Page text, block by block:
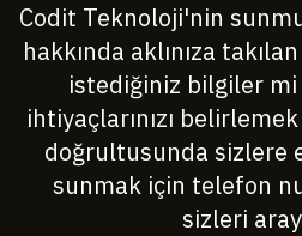
Codit Teknoloji'nin
hakkında aklınıza
istediğiniz bilgiler mi
ihtiyaçlarınızı
doğrultusunda sizlere
sunmak için telefon
sizleri